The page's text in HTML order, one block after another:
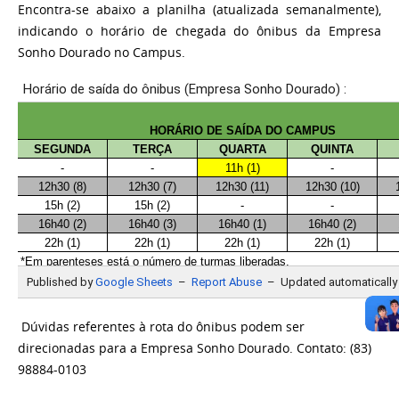
Encontra-se abaixo a planilha (atualizada semanalmente),
indicando o horário de chegada do ônibus da Empresa
Sonho Dourado no Campus.
Dúvidas referentes à rota do ônibus podem ser
direcionadas para a Empresa Sonho Dourado. Contato: (83)
98884-0103